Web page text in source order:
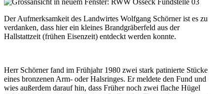
Der Aufmerksamkeit des Landwirtes Wolfgang Schörner ist es zu
verdanken, dass hier ein kleines Brandgräberfeld aus der
Hallstattzeit (frühen Eisenzeit) entdeckt werden konnte.
Herr Schörner fand im Frühjahr 1980 zwei stark patinierte Stücke
eines bronzenen Arm- oder Halsringes. Er meldete den Fund und
wies außerdem darauf hin, dass Früher noch zwei flache Hügel